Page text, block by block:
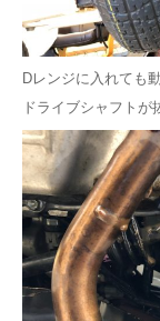
Dレンジに入れても
ドライブシャフトが